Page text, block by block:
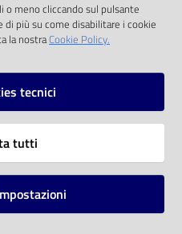
o meno cliccando sul pulsante
di più su come disabilitare i cookie
la nostraCookie Policy.
tecnici
tutti